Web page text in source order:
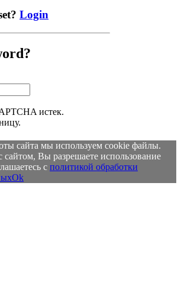
Login
истек.
сайта мы используем cookie файлы.
сайтом, Вы разрешаете использование
с политикой обработки
Ok